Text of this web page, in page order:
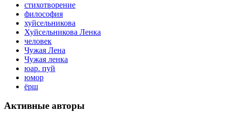
стихотворение
философия
хуйсельникова
Хуйсельникова Ленка
человек
Чужая Лена
Чужая ленка
юар. пуй
юмор
ёрш
Активные авторы